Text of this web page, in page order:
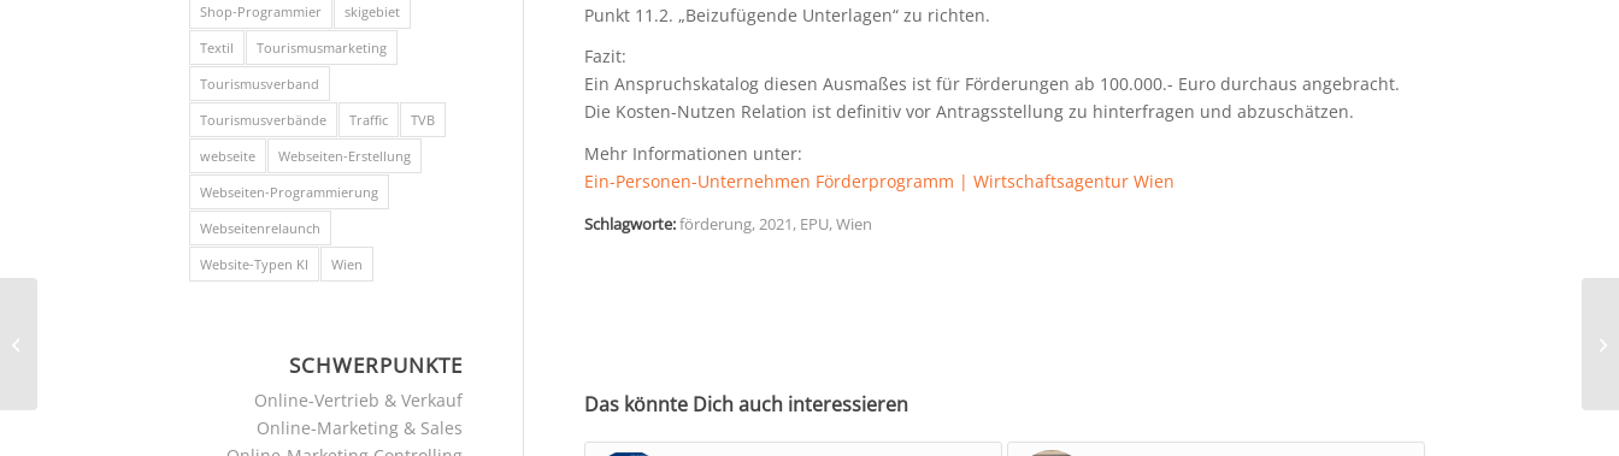
Punkt 11.2. „Beizufügende Unterlagen“ zu richten.
Fazit:
Ein Anspruchskatalog diesen Ausmaßes ist für Förderungen ab 100.000.- Euro durchaus angebracht.
Die Kosten-Nutzen Relation ist definitiv vor Antragsstellung zu hinterfragen und abzuschätzen.
Mehr Informationen unter:
Ein-Personen-Unternehmen Förderprogramm | Wirtschaftsagentur Wien
Schlagworte:förderung,2021, EPU,Wien
Das könnte Dich auch interessieren
Shop-Programmier
skigebiet
Textil
Tourismusmarketing
Tourismusverband
Tourismusverbände
Traffic
TVB
webseite
Webseiten-Erstellung
Webseiten-Programmierung
Webseitenrelaunch
Website-Typen KI
Wien
SCHWERPUNKTE
Online-Vertrieb & Verkauf
Online-Marketing & Sales